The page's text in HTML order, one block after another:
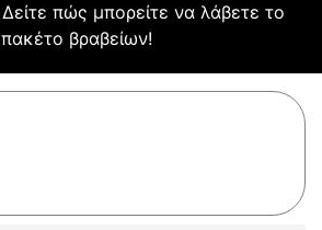
Δείτε πώς μπορείτε να λάβετε το
πακέτο βραβείων!